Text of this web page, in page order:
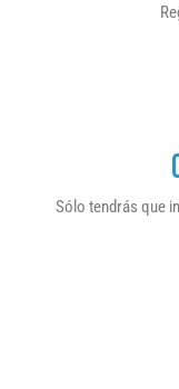
Sólo tendrás que